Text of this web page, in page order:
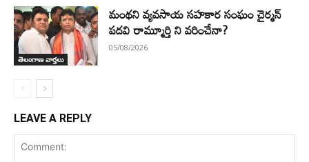
తెలంగాణ వార్తలు
మంథని వ్యవసాయ సహకార సంఘం చైర్మన్
పదవి రామ్మూర్తి ని వరించేనా?
05/08/2026
LEAVE A REPLY